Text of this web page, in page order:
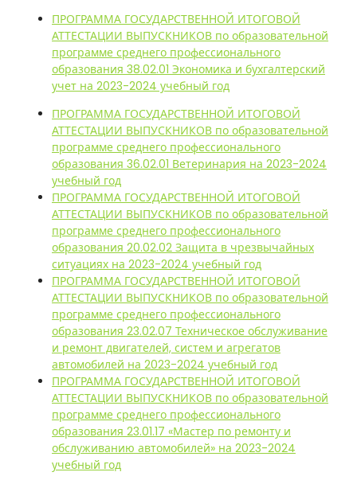
ПРОГРАММА ГОСУДАРСТВЕННОЙ ИТОГОВОЙ
АТТЕСТАЦИИ ВЫПУСКНИКОВ по образовательной
программе среднего профессионального
образования 38.02.01 Экономика и бухгалтерский
учет на 2023-2024 учебный год
ПРОГРАММА ГОСУДАРСТВЕННОЙ ИТОГОВОЙ
АТТЕСТАЦИИ ВЫПУСКНИКОВ по образовательной
программе среднего профессионального
образования 36.02.01 Ветеринария на 2023-2024
учебный год
ПРОГРАММА ГОСУДАРСТВЕННОЙ ИТОГОВОЙ
АТТЕСТАЦИИ ВЫПУСКНИКОВ по образовательной
программе среднего профессионального
образования 20.02.02 Защита в чрезвычайных
ситуациях на 2023-2024 учебный год
ПРОГРАММА ГОСУДАРСТВЕННОЙ ИТОГОВОЙ
АТТЕСТАЦИИ ВЫПУСКНИКОВ по образовательной
программе среднего профессионального
образования 23.02.07 Техническое обслуживание
и ремонт двигателей, систем и агрегатов
автомобилей на 2023-2024 учебный год
ПРОГРАММА ГОСУДАРСТВЕННОЙ ИТОГОВОЙ
АТТЕСТАЦИИ ВЫПУСКНИКОВ по образовательной
программе среднего профессионального
образования 23.01.17 «Мастер по ремонту и
обслуживанию автомобилей» на 2023-2024
учебный год